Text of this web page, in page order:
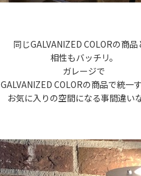
同じGALVANIZED COLORの商品
相性もバッチリ。
ガレージで
GALVANIZED COLORの商品で統一
お気に入りの空間になる事間違い